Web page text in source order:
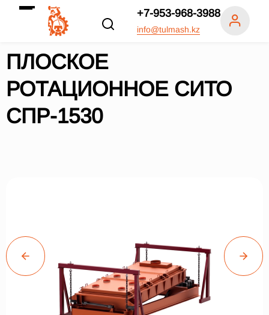
+7-953-968-3988
info@tulmash.kz
ПЛОСКОЕ
РОТАЦИОННОЕ СИТО
СПР-1530